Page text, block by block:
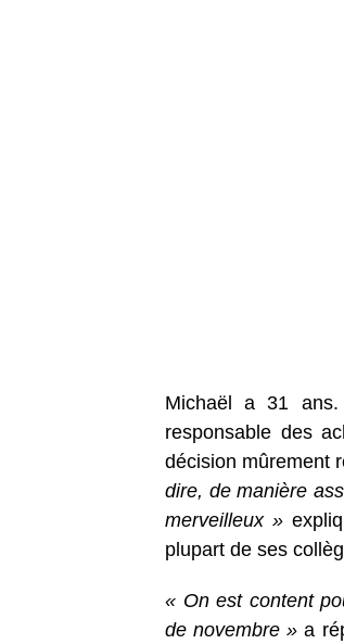
Michaël a 31
responsable des
décision mûrement
dire, de manière
merveilleux »
plupart de ses
« On est content
de novembre » a